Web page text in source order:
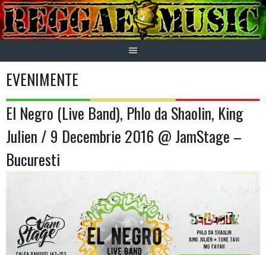
Skip
to
content
EVENIMENTE
El Negro (Live Band), Phlo da Shaolin, King
Julien / 9 Decembrie 2016 @ JamStage –
Bucuresti